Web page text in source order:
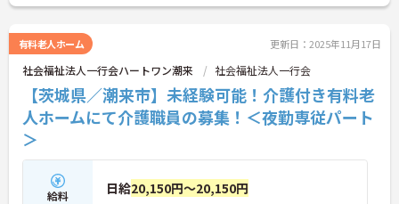
有料老人ホーム 更新日：2025年11月17日
社会福祉法人一行会ハートワン潮来 社会福祉法人一行会
【茨城県／潮来市】未経験可能！介護付き有料老
人ホームにて介護職員の募集！＜夜勤専従パート
＞
給料 日給20,150円～20,150円